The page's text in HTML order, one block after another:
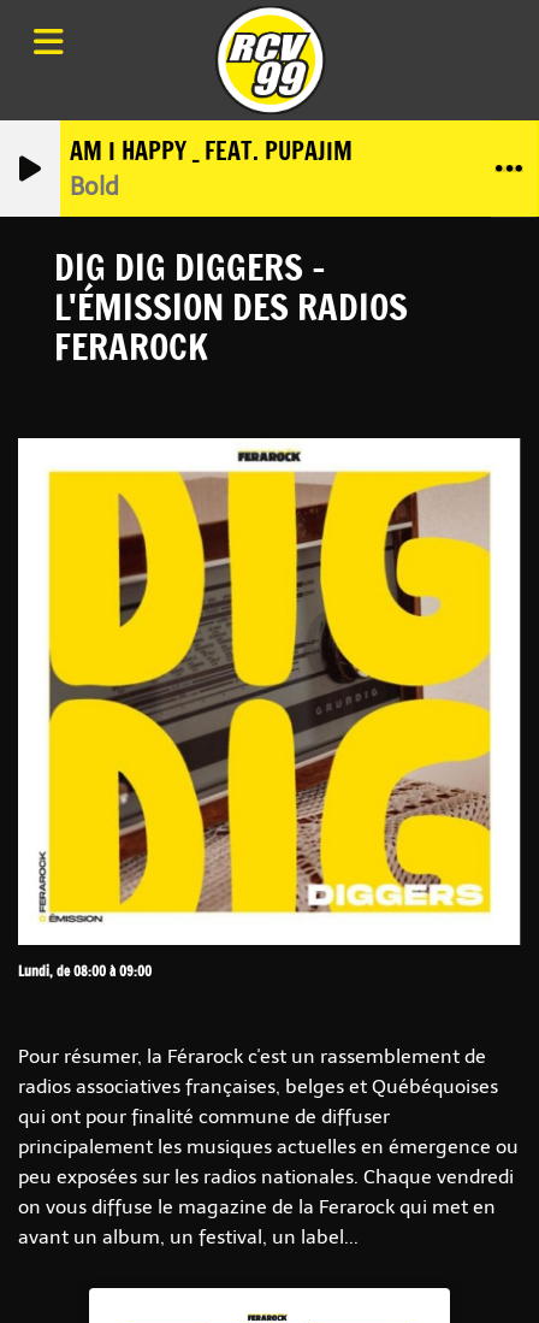
AM I HAPPY _ FEAT. PUPAJIM
Bold
DIG DIG DIGGERS -
L'ÉMISSION DES RADIOS
FERAROCK
Lundi, de 08:00 à 09:00
Pour résumer, la Férarock c'est un rassemblement de
radios associatives françaises, belges et Québéquoises
qui ont pour finalité commune de diffuser
principalement les musiques actuelles en émergence ou
peu exposées sur les radios nationales. Chaque vendredi
on vous diffuse le magazine de la Ferarock qui met en
avant un album, un festival, un label...